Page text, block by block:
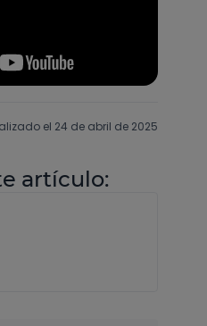
el 24 de abril de 2025
artículo: